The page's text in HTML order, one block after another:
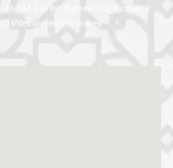
86-144. Elle est classée 100ᵉ dans le
des universités arabes.